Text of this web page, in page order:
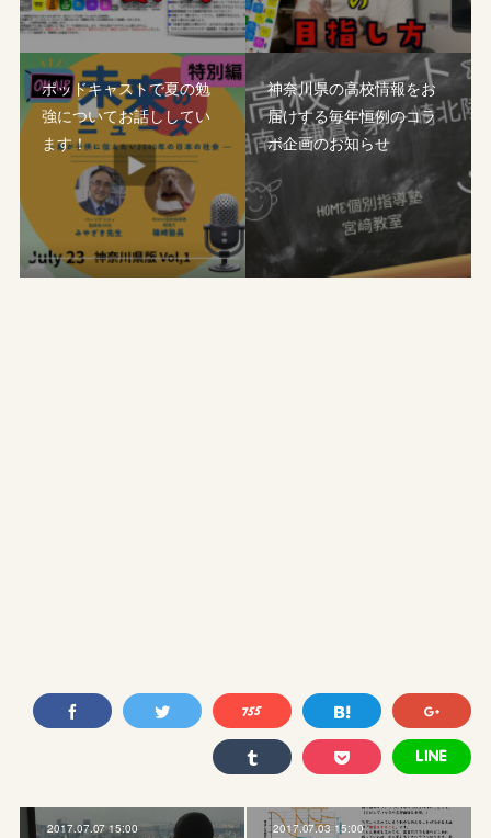
ポッドキャストで夏の勉
強についてお話ししてい
ます！
神奈川県の高校情報をお
届けする毎年恒例のコラ
ボ企画のお知らせ
2017.07.07 15:00 2017.07.03 15:00